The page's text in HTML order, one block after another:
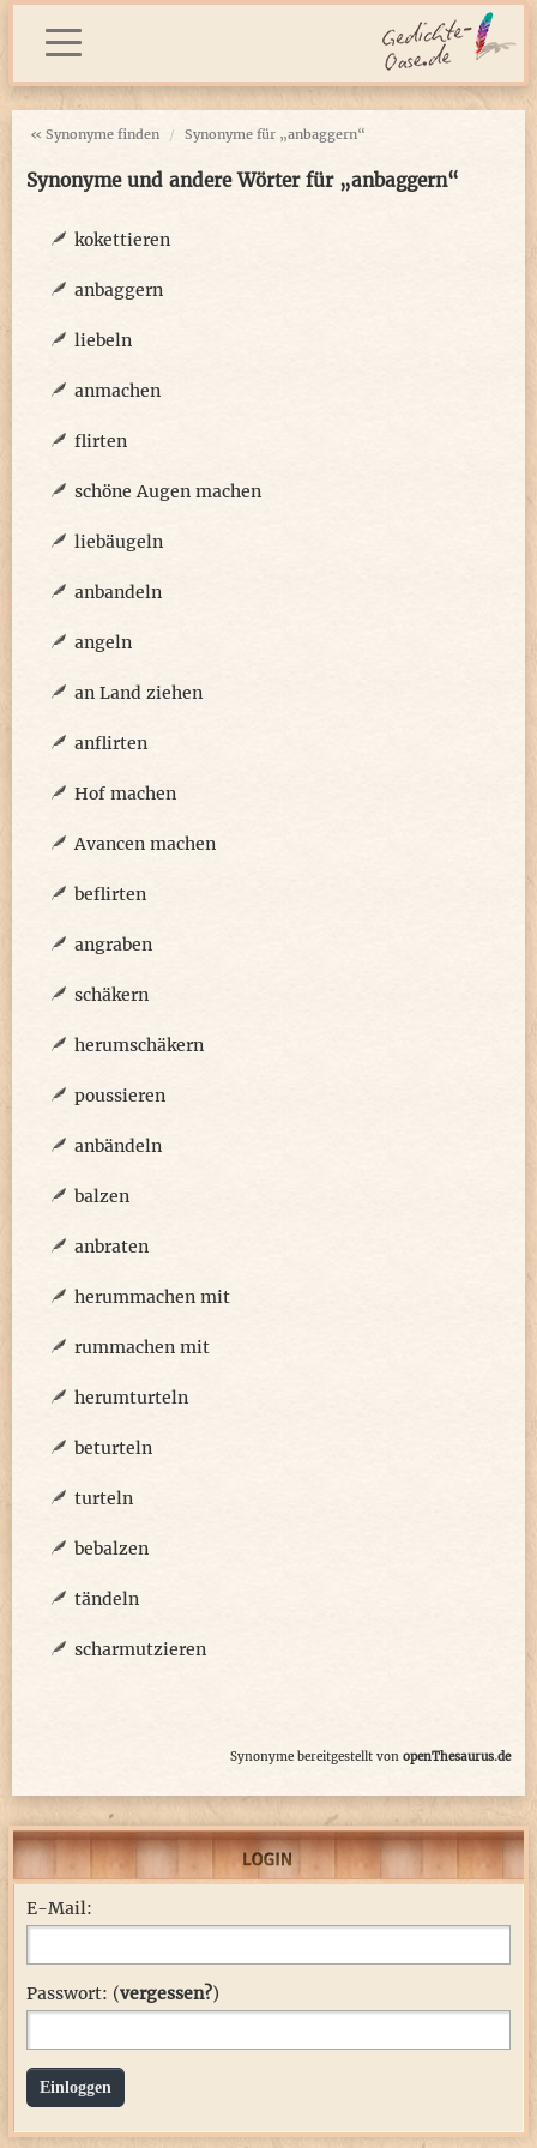
« Synonyme finden Synonyme für „anbaggern“
Synonyme und andere Wörter für „anbaggern“
kokettieren
anbaggern
liebeln
anmachen
flirten
schöne Augen machen
liebäugeln
anbandeln
angeln
an Land ziehen
anflirten
Hof machen
Avancen machen
beflirten
angraben
schäkern
herumschäkern
poussieren
anbändeln
balzen
anbraten
herummachen mit
rummachen mit
herumturteln
beturteln
turteln
bebalzen
tändeln
scharmutzieren
Synonyme bereitgestellt von openThesaurus.de
E-Mail:
Passwort: (vergessen?)
Einloggen